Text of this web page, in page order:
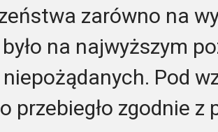
zarówno na
na najwyższym
Pod
przebiegło zgodnie z